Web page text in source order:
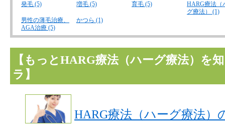
発毛 (5) 増毛 (5) 育毛 (5)
HARG療法（
グ療法） (1)
男性の薄毛治療、
AGA治療 (5)
かつら (1)
【もっとHARG療法（ハーグ療法）を
ラ】
HARG療法（ハーグ療法）